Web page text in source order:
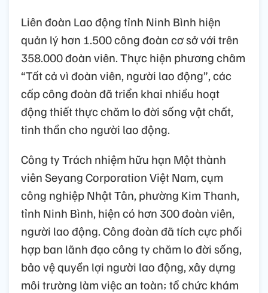
Liên đoàn Lao động tỉnh Ninh Bình hiện
quản lý hơn 1.500 công đoàn cơ sở với trên
358.000 đoàn viên. Thực hiện phương châm
“Tất cả vì đoàn viên, người lao động”, các
cấp công đoàn đã triển khai nhiều hoạt
động thiết thực chăm lo đời sống vật chất,
tinh thần cho người lao động.
Công ty Trách nhiệm hữu hạn Một thành
viên Seyang Corporation Việt Nam, cụm
công nghiệp Nhật Tân, phường Kim Thanh,
tỉnh Ninh Bình, hiện có hơn 300 đoàn viên,
người lao động. Công đoàn đã tích cực phối
hợp ban lãnh đạo công ty chăm lo đời sống,
bảo vệ quyền lợi người lao động, xây dựng
môi trường làm việc an toàn; tổ chức khám